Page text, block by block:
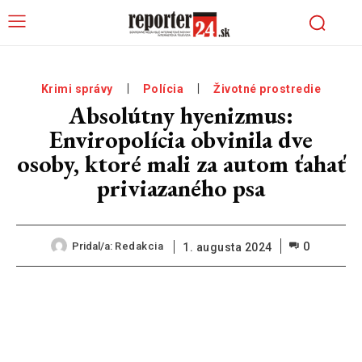
Krimi správy Polícia Životné prostredie
Absolútny hyenizmus:
Enviropolícia obvinila dve
osoby, ktoré mali za autom ťahať
priviazaného psa
Pridal/a: Redakcia 1. augusta 2024 0